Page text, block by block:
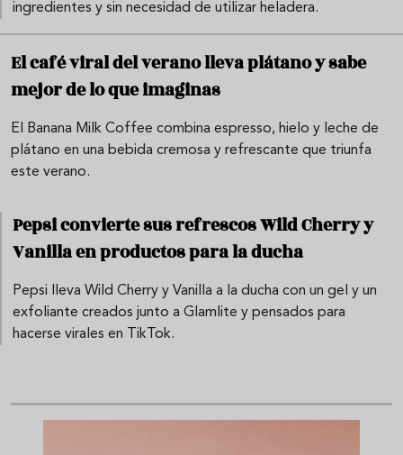
ingredientes y sin necesidad de utilizar heladera.
El café viral del verano lleva plátano y sabe
mejor de lo que imaginas
El Banana Milk Coffee combina espresso, hielo y leche de
plátano en una bebida cremosa y refrescante que triunfa
este verano.
Pepsi convierte sus refrescos Wild Cherry y
Vanilla en productos para la ducha
Pepsi lleva Wild Cherry y Vanilla a la ducha con un gel y un
exfoliante creados junto a Glamlite y pensados para
hacerse virales en TikTok.